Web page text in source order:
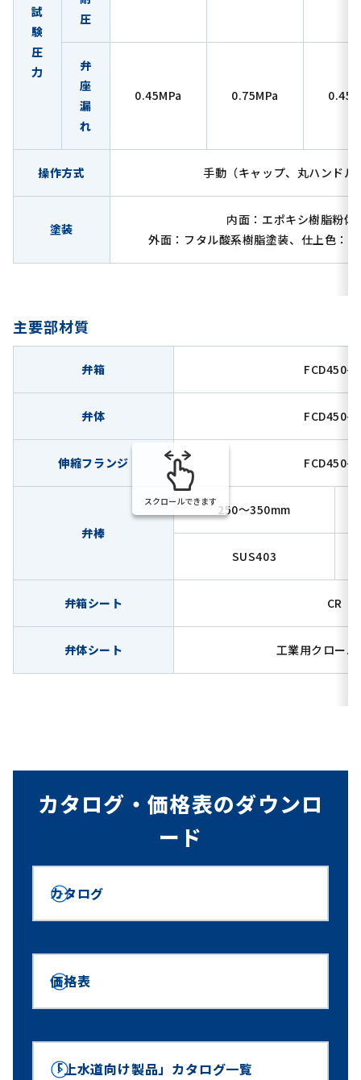
試
験
圧
力
圧
弁
座
漏
れ
0.45MPa 0.75MPa
操作方式 手動（キャップ、丸ハンドル
塗装
内面：エポキシ樹脂粉体
外面：フタル酸系樹脂塗装、仕上色：
主要部材質
弁箱 FCD450-
弁体 FCD450-
伸縮フランジ FCD450-
弁棒
250～350mm
SUS403
弁箱シート CR
弁体シート 工業用クロー
スクロールできます
カタログ・価格表のダウンロ
ード
カタログ
価格表
「上水道向け製品」カタログ一覧